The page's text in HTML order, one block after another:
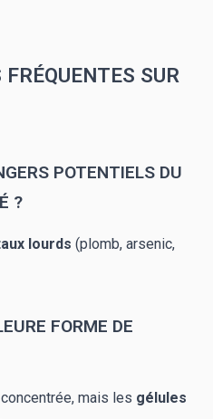
SUR
POTENTIELS DU
?
lourds (plomb, arsenic,
FORME DE
mais les gélules